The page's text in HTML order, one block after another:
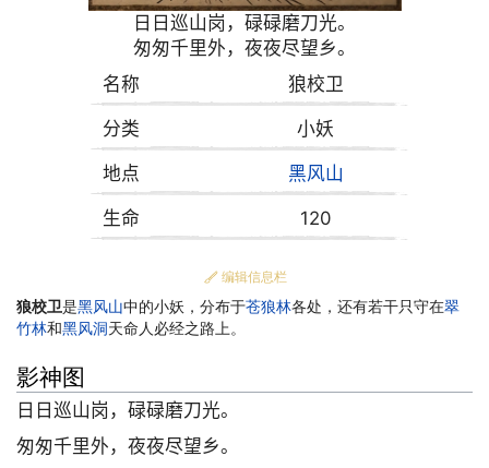
日日巡山岗，碌碌磨刀光。
匆匆千里外，夜夜尽望乡。
名称
狼校卫
分类 小妖
地点 黑风山
生命 120
编辑信息栏
狼校卫是黑风山中的小妖，分布于苍狼林各处，还有若干只守在翠
竹林和黑风洞天命人必经之路上。
影神图
日日巡山岗，碌碌磨刀光。
匆匆千里外，夜夜尽望乡。